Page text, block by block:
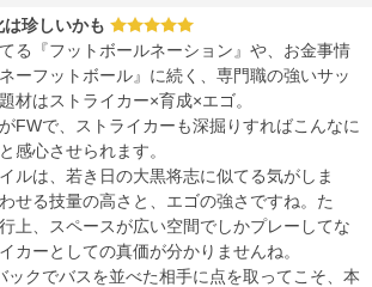
は珍しいかも
る『フットボールネーション』や、お金事情
ーフットボール』に続く、専門職の強いサッ
材はストライカー×育成×エゴ。
FWで、ストライカーも深掘りすればこんなに
感心させられます。
ルは、若き日の大黒将志に似てる気がしま
せる技量の高さと、エゴの強さですね。た
上、スペースが広い空間でしかプレーしてな
カーとしての真価が分かりませんね。
ックでバスを並べた相手に点を取ってこそ、本